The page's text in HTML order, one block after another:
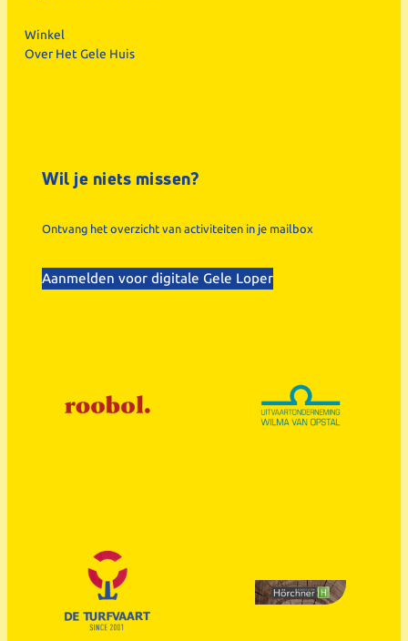
Winkel
Over Het Gele Huis
Wil je niets missen?
Ontvang het overzicht van activiteiten in je mailbox
Aanmelden voor digitale Gele Loper